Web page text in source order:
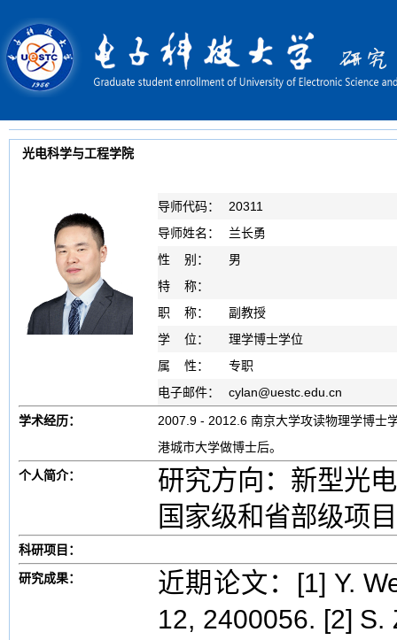
光电科学与工程学院
导师代码：
20311
导师姓名：
兰长勇
性 别：
男
特 称：
职 称：
副教授
学 位：
理学博士学位
属 性：
专职
电子邮件：
cylan@uestc.edu.cn
学术经历：
2007.9 - 2012.6 南京大学攻读物理学博士
港城市大学做博士后。
个人简介：
研究方向：新型光
国家级和省部级项
科研项目：
研究成果：
近期论文：[1] Y.
12, 2400056. [2] S.